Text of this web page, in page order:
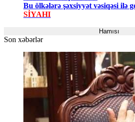
Bu ölkələrə şəxsiyyət vəsiqəsi ilə
SİYAHI
Hamısı
Son xəbərlər